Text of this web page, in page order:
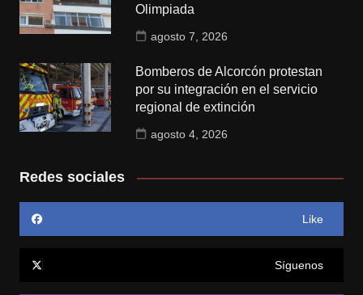
Olimpiada
agosto 7, 2026
Bomberos de Alcorcón protestan
por su integración en el servicio
regional de extinción
agosto 4, 2026
Redes sociales
Like
Síguenos